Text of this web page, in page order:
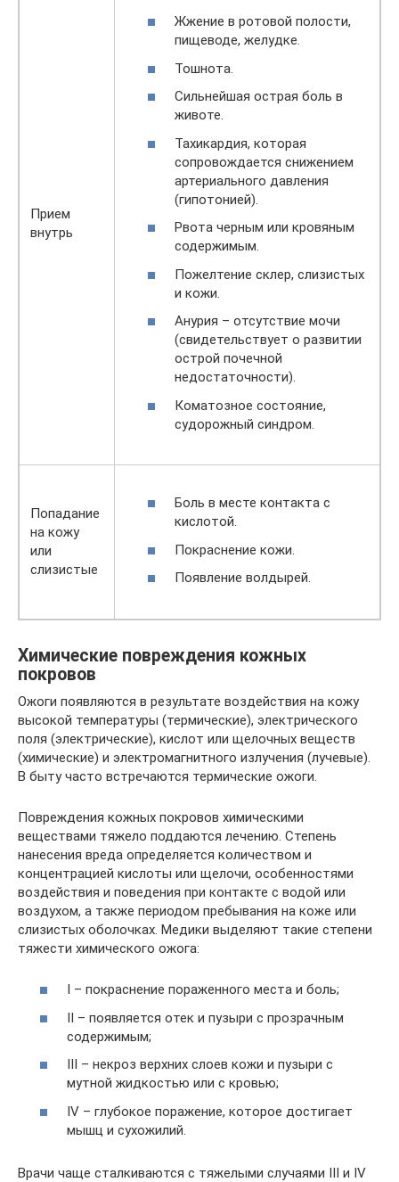
Прием
внутрь
Жжение в ротовой полости,
пищеводе, желудке.
Тошнота.
Сильнейшая острая боль в
животе.
Тахикардия, которая
сопровождается снижением
артериального давления
(гипотонией).
Рвота черным или кровяным
содержимым.
Пожелтение склер, слизистых
и кожи.
Анурия – отсутствие мочи
(свидетельствует о развитии
острой почечной
недостаточности).
Коматозное состояние,
судорожный синдром.
Попадание
на кожу
или
слизистые
Боль в месте контакта с
кислотой.
Покраснение кожи.
Появление волдырей.
Химические повреждения кожных
покровов
Ожоги появляются в результате воздействия на кожу
высокой температуры (термические), электрического
поля (электрические), кислот или щелочных веществ
(химические) и электромагнитного излучения (лучевые).
В быту часто встречаются термические ожоги.
Повреждения кожных покровов химическими
веществами тяжело поддаются лечению. Степень
нанесения вреда определяется количеством и
концентрацией кислоты или щелочи, особенностями
воздействия и поведения при контакте с водой или
воздухом, а также периодом пребывания на коже или
слизистых оболочках. Медики выделяют такие степени
тяжести химического ожога:
I – покраснение пораженного места и боль;
II – появляется отек и пузыри с прозрачным
содержимым;
III – некроз верхних слоев кожи и пузыри с
мутной жидкостью или с кровью;
IV – глубокое поражение, которое достигает
мышц и сухожилий.
Врачи чаще сталкиваются с тяжелыми случаями III и IV